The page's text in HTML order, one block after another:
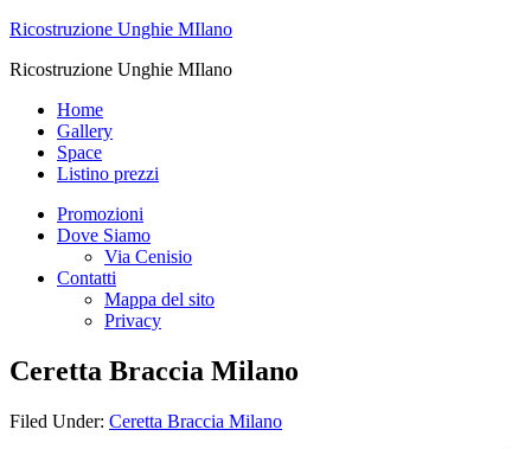
Ricostruzione Unghie MIlano
Ricostruzione Unghie MIlano
Home
Gallery
Space
Listino prezzi
Promozioni
Dove Siamo
Via Cenisio
Contatti
Mappa del sito
Privacy
Ceretta Braccia Milano
Filed Under: Ceretta Braccia Milano